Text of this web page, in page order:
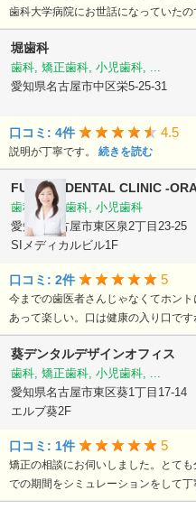
歯科大学病院にお世話になっていた
堀歯科
歯科, 矯正歯科, 小児歯科, ...
愛知県名古屋市中区栄5-25-31
口コミ: 4件 4.5
説明が丁寧です。 続きを読む
FUMIKO DENTAL CLINIC -
歯科, 矯正歯科, 小児歯科
愛知県名古屋市東区泉2丁目23-25
SIメディカルビル1F
口コミ: 2件 5
今までの歯医者さんじゃなくてホン
あって楽しい。口は健康の入り口です
葵デンタルデザインオフィス
歯科, 矯正歯科, 小児歯科, ...
愛知県名古屋市東区葵1丁目17-14
エルブ葵2F
口コミ: 1件 5
矯正の相談にお伺いしました。とて
での期間をシミュレーションをして